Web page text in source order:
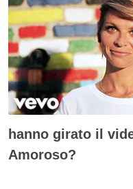
hanno girato il
Amoroso?